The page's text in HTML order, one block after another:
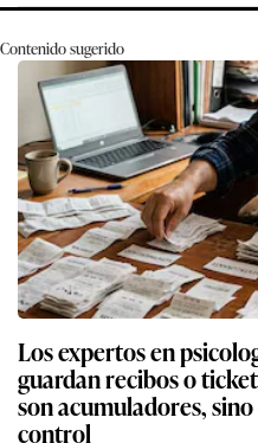
Contenido sugerido
Los expertos en
guardan recibos o
son acumuladores,
control